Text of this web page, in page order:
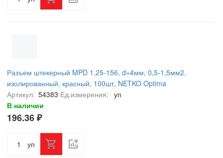
Разъем штекерный MPD 1,25-156, d=4мм, 0,5-1,5мм2,
изолированный, красный, 100шт, NETKO Optima
Артикул: 54383 Ед.измерения: уп
В наличии
196.36 ₽
уп